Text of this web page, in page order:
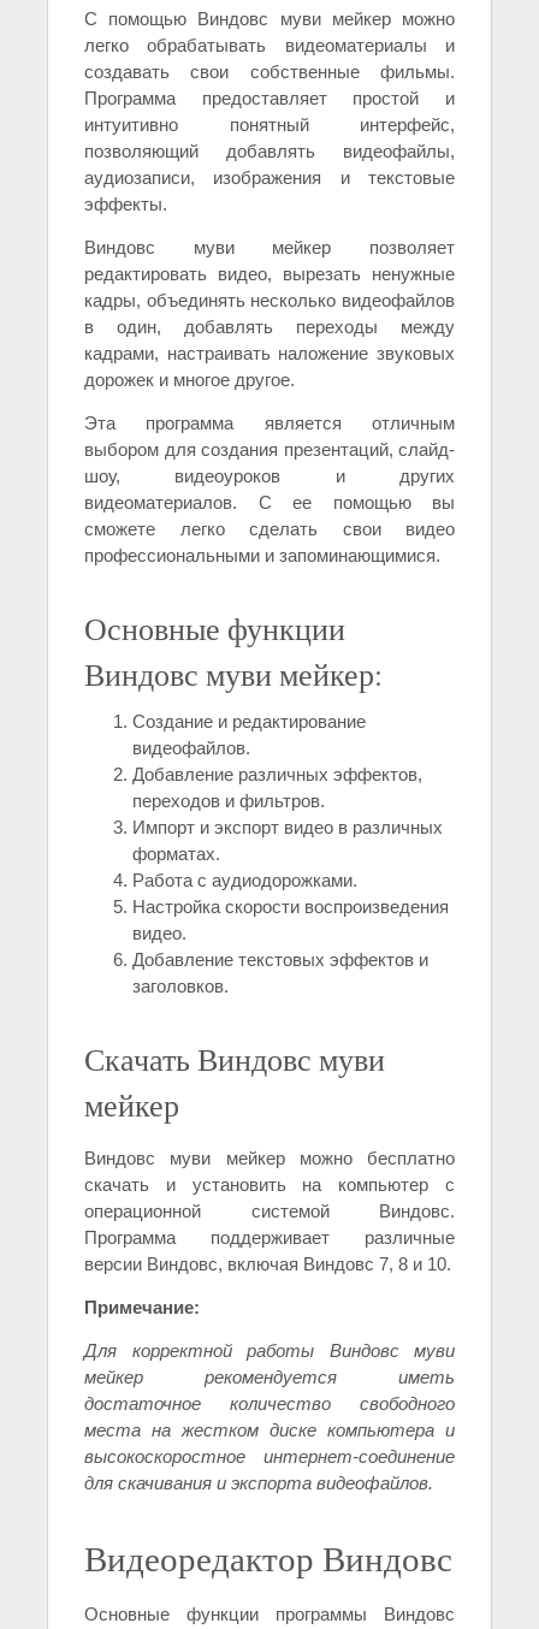
С помощью Виндовс муви мейкер можно
легко обрабатывать видеоматериалы и
создавать свои собственные фильмы.
Программа предоставляет простой и
интуитивно понятный интерфейс,
позволяющий добавлять видеофайлы,
аудиозаписи, изображения и текстовые
эффекты.
Виндовс муви мейкер позволяет
редактировать видео, вырезать ненужные
кадры, объединять несколько видеофайлов
в один, добавлять переходы между
кадрами, настраивать наложение звуковых
дорожек и многое другое.
Эта программа является отличным
выбором для создания презентаций, слайд-
шоу, видеоуроков и других
видеоматериалов. С ее помощью вы
сможете легко сделать свои видео
профессиональными и запоминающимися.
Основные функции
Виндовс муви мейкер:
Создание и редактирование
видеофайлов.
Добавление различных эффектов,
переходов и фильтров.
Импорт и экспорт видео в различных
форматах.
Работа с аудиодорожками.
Настройка скорости воспроизведения
видео.
Добавление текстовых эффектов и
заголовков.
Скачать Виндовс муви
мейкер
Виндовс муви мейкер можно бесплатно
скачать и установить на компьютер с
операционной системой Виндовс.
Программа поддерживает различные
версии Виндовс, включая Виндовс 7, 8 и 10.
Примечание:
Для корректной работы Виндовс муви
мейкер рекомендуется иметь
достаточное количество свободного
места на жестком диске компьютера и
высокоскоростное интернет-соединение
для скачивания и экспорта видеофайлов.
Видеоредактор Виндовс
Основные функции программы Виндовс